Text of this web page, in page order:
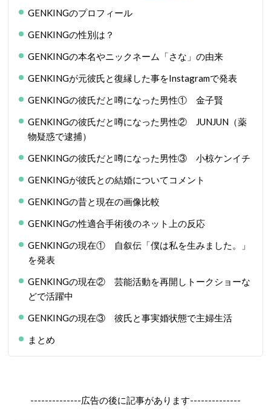
GENKINGのプロフィール
GENKINGの性別は？
GENKINGの本名やニックネーム「さな」の由来
GENKINGが元彼氏と復縁した事をInstagramで発表
GENKINGの彼氏だと噂になった男性① 金子賢
GENKINGの彼氏だと噂になった男性② JUNJUN（薬
物疑惑で逮捕）
GENKINGの彼氏だと噂になった男性③ 小椋ケンイチ
GENKINGが彼氏との結婚についてコメント
GENKINGの昔と現在の画像比較
GENKINGの性適合手術後のネット上の反応
GENKINGの現在① 自叙伝「僕は私を生みました。」
を発表
GENKINGの現在② 芸能活動を再開しトークショーな
どで活躍中
GENKINGの現在③ 彼氏と事実婚状態で主婦生活
まとめ
--------------広告の後に記事があります--------------